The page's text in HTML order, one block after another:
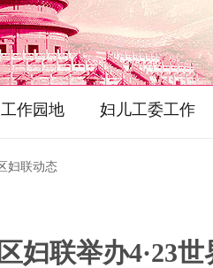
工作园地 妇儿工委工作
妇联动态
妇联举办4·23